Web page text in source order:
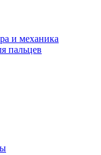
и механика
пальцев